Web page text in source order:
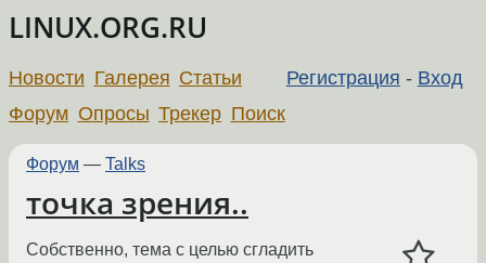
LINUX.ORG.RU
Регистрация - Вход
Новости Галерея Статьи
Форум Опросы Трекер Поиск
Форум — Talks
точка зрения..
Собственно, тема с целью сгладить